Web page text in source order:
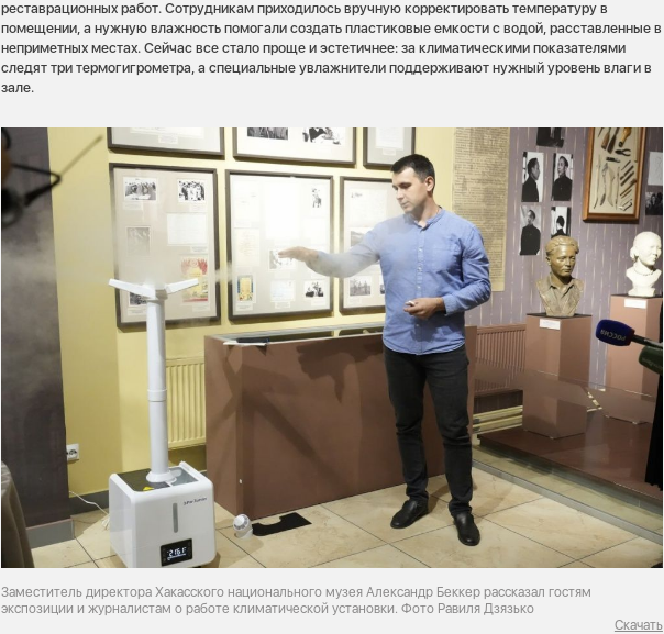
реставрационных работ. Сотрудникам приходилось вручную корректировать температуру в
помещении, а нужную влажность помогали создать пластиковые емкости с водой, расставленные в
неприметных местах. Сейчас все стало проще и эстетичнее: за климатическими показателями
следят три термогигрометра, а специальные увлажнители поддерживают нужный уровень влаги в
зале.
Заместитель директора Хакасского национального музея Александр Беккер рассказал гостям
экспозиции и журналистам о работе климатической установки. Фото Равиля Дзязько
Скачать